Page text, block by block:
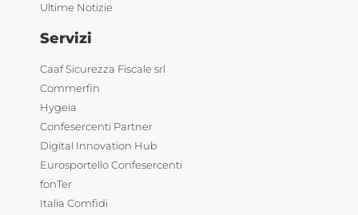
Ultime Notizie
Servizi
Caaf Sicurezza Fiscale srl
Commerfin
Hygeia
Confesercenti Partner
Digital Innovation Hub
Eurosportello Confesercenti
fonTer
Italia Comfidi